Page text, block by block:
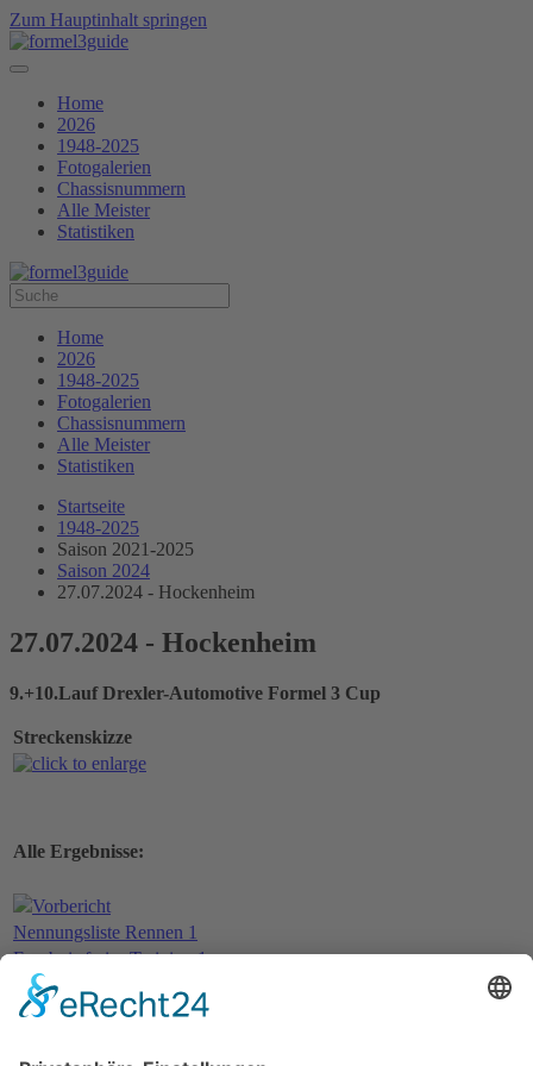
Zum Hauptinhalt springen
Home
2026
1948-2025
Fotogalerien
Chassisnummern
Alle Meister
Statistiken
Home
2026
1948-2025
Fotogalerien
Chassisnummern
Alle Meister
Statistiken
Startseite
1948-2025
Saison 2021-2025
Saison 2024
27.07.2024 - Hockenheim
27.07.2024 - Hockenheim
9.+10.Lauf Drexler-Automotive Formel 3 Cup
Streckenskizze
Alle Ergebnisse:
Vorbericht
Nennungsliste Rennen 1
Ergebnis freies Training 1
Ergebnis freies Training 2
Ergebnis Zeittraining